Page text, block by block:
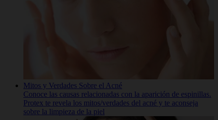
Mitos y Verdades Sobre el Acné
Conoce las causas relacionadas con la aparición de espinillas.
Protex te revela los mitos/verdades del acné y te aconseja
sobre la limpieza de la piel